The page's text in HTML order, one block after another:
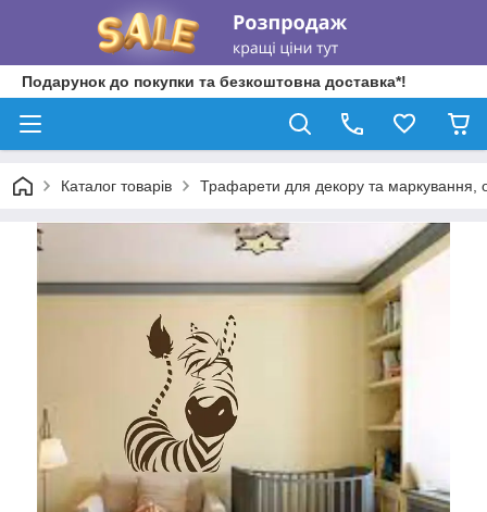
Подарунок до покупки та безкоштовна доставка*!
Каталог товарів Трафарети для декору та маркування,